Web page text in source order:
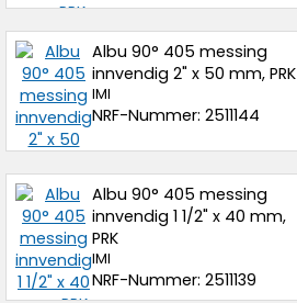
Albu 90° 405 messing
innvendig 2" x 50 mm, PRK
IMI
NRF-Nummer: 2511144
Albu 90° 405 messing
innvendig 1 1/2" x 40 mm,
PRK
IMI
NRF-Nummer: 2511139